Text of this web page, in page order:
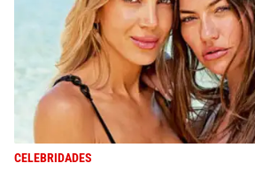
CELEBRIDADES